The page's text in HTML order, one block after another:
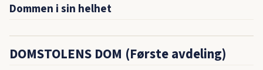
Dommen i sin helhet
DOMSTOLENS DOM (Første avdeling)